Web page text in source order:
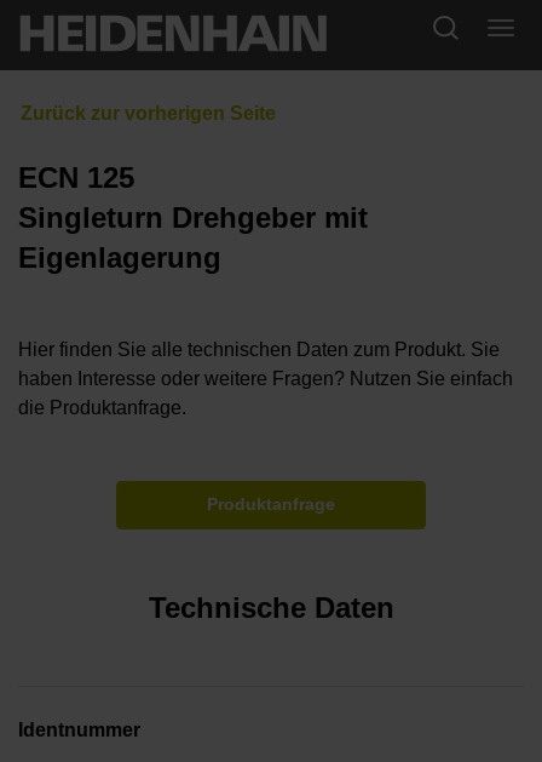
ECN 125
Singleturn Drehgeber mit
Eigenlagerung
Hier finden Sie alle technischen Daten zum Produkt. Sie
haben Interesse oder weitere Fragen? Nutzen Sie einfach
die Produktanfrage.
Produktanfrage
Technische Daten
Identnummer